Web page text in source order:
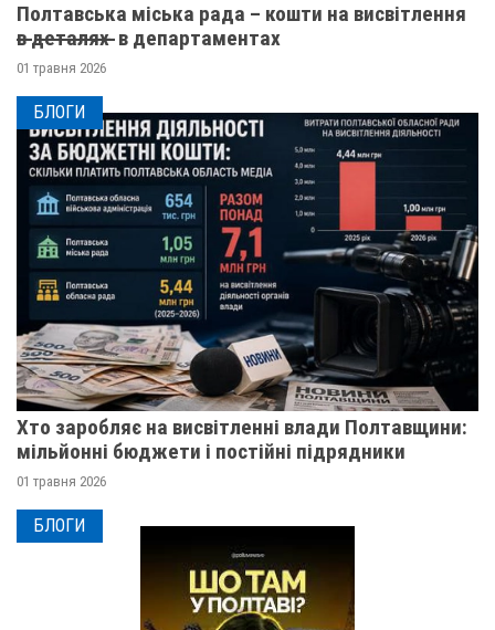
Полтавська міська рада – кошти на висвітлення
в̶ ̶д̶е̶т̶а̶л̶я̶х̶ ̶ в департаментах
01 травня 2026
БЛОГИ
Хто заробляє на висвітленні влади Полтавщини:
мільйонні бюджети і постійні підрядники
01 травня 2026
БЛОГИ